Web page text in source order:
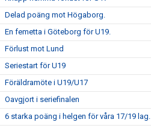
Delad poäng mot Högaborg.
En femetta i Göteborg för U19.
Förlust mot Lund
Seriestart för U19
Föräldramöte i U19/U17
Oavgjort i seriefinalen
6 starka poäng i helgen för våra 17/19 lag.